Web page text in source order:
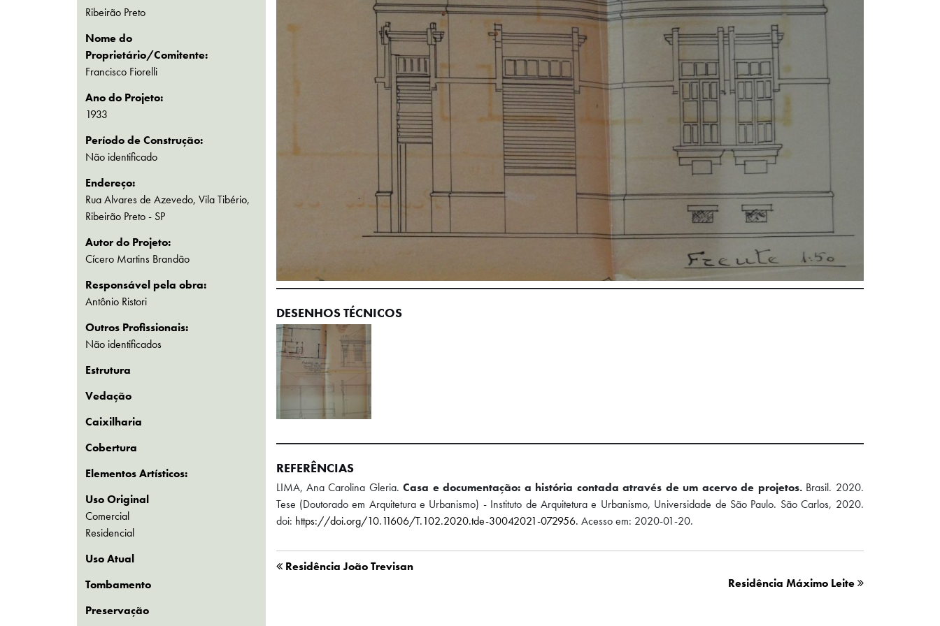
Ribeirão Preto
Nome do
Proprietário/Comitente:
Francisco Fiorelli
Ano do Projeto:
1933
Período de Construção:
Não identificado
Endereço:
Rua Alvares de Azevedo, Vila Tibério,
Ribeirão Preto - SP
Autor do Projeto:
Cícero Martins Brandão
Responsável pela obra:
Antônio Ristori
Outros Profissionais:
Não identificados
Estrutura
Vedação
Caixilharia
Cobertura
Elementos Artísticos:
Uso Original
Comercial
Residencial
Uso Atual
Tombamento
Preservação
DESENHOS TÉCNICOS
REFERÊNCIAS
LIMA, Ana Carolina Gleria.Casa e documentação: a história contada através de um acervo de projetos.Brasil. 2020.
Tese (Doutorado em Arquitetura e Urbanismo) - Instituto de Arquitetura e Urbanismo, Universidade de São Paulo. São Carlos, 2020.
doi: https://doi.org/10.11606/T.102.2020.tde-30042021-072956. Acesso em: 2020-01-20.
Residência João Trevisan
Residência Máximo Leite